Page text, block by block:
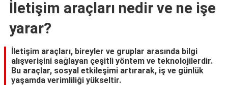
İletişim araçları nedir ve ne işe
yarar?
İletişim araçları, bireyler ve gruplar arasında bilgi
alışverişini sağlayan çeşitli yöntem ve teknolojilerdir.
Bu araçlar, sosyal etkileşimi artırarak, iş ve günlük
yaşamda verimliliği yükseltir.